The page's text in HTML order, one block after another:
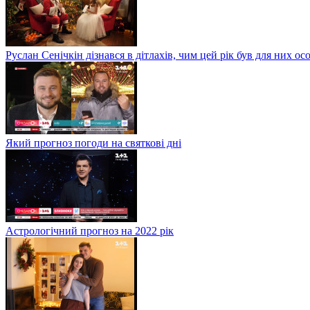
Руслан Сенічкін дізнався в дітлахів, чим цей рік був для них
Який прогноз погоди на святкові дні
Астрологічний прогноз на 2022 рік